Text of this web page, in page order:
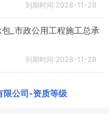
到期时间:2028-11-28
_市政公用工程施工总承
到期时间:2028-11-28
限公司 -资质等级